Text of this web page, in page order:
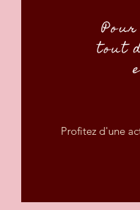
tout
Profitez d'une